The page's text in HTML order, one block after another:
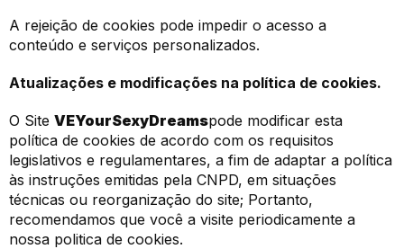
A rejeição de cookies pode impedir o acesso a
conteúdo e serviços personalizados.
Atualizações e modificações na política de cookies.
O Site VEYourSexyDreamspode modificar esta
política de cookies de acordo com os requisitos
legislativos e regulamentares, a fim de adaptar a política
às instruções emitidas pela CNPD, em situações
técnicas ou reorganização do site; Portanto,
recomendamos que você a visite periodicamente a
nossa politica de cookies.